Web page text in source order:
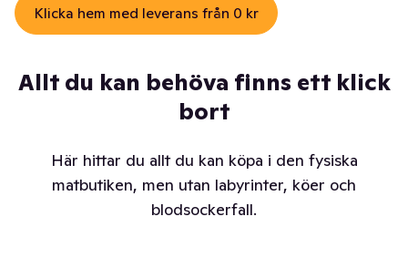
Klicka hem med leverans från 0 kr
Allt du kan behöva finns ett klick
bort
Här hittar du allt du kan köpa i den fysiska
matbutiken, men utan labyrinter, köer och
blodsockerfall.